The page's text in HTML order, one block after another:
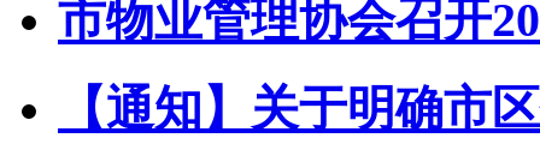
市物业管理协会召开
【通知】关于明确市